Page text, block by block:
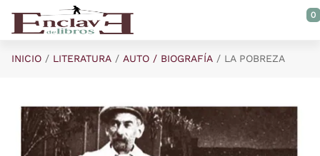
Saltar al contenido principal
0
INICIO LITERATURA AUTO / BIOGRAFÍA LA POBREZA